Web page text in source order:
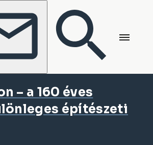
– a 160 éves
építészeti